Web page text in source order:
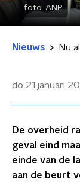
foto: ANP
Nieuws
do 21 januari
De overheid
geval eind
einde van de
aan de beurt